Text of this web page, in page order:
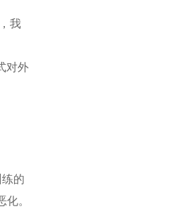
我
对外
的
。